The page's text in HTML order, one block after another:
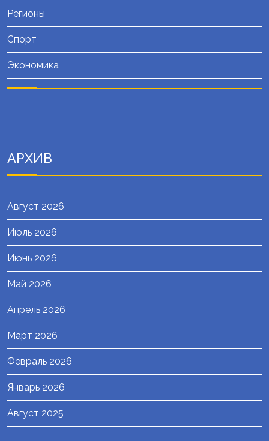
Регионы
Спорт
Экономика
АРХИВ
Август 2026
Июль 2026
Июнь 2026
Май 2026
Апрель 2026
Март 2026
Февраль 2026
Январь 2026
Август 2025